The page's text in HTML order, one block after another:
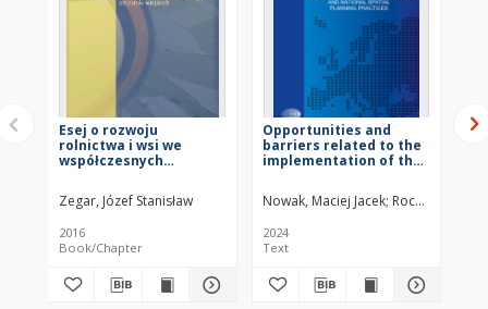
Esej o rozwoju
rolnictwa i wsi we
współczesnych
Zegar, Józef Stanisław
2016
Book/Chapter
Opportunities and
barriers related to the
implementation of the
concept in the Brazilian
and Polish urban
comparative study
Nowak, Maciej Jacek Rocco, Roberto
2024
Text